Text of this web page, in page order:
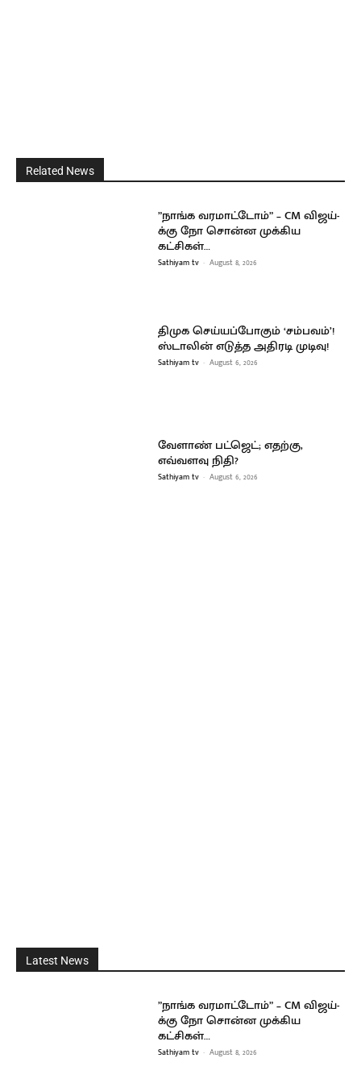
Related News
”நாங்க வரமாட்டோம்” – CM விஜய்-
க்கு நோ சொன்ன முக்கிய
கட்சிகள்…
Sathiyam tv - August 8, 2026
திமுக செய்யப்போகும் ‘சம்பவம்’!
ஸ்டாலின் எடுத்த அதிரடி முடிவு!
Sathiyam tv - August 6, 2026
வேளாண் பட்ஜெட்; எதற்கு,
எவ்வளவு நிதி?
Sathiyam tv - August 6, 2026
Latest News
”நாங்க வரமாட்டோம்” – CM விஜய்-
க்கு நோ சொன்ன முக்கிய
கட்சிகள்…
Sathiyam tv - August 8, 2026